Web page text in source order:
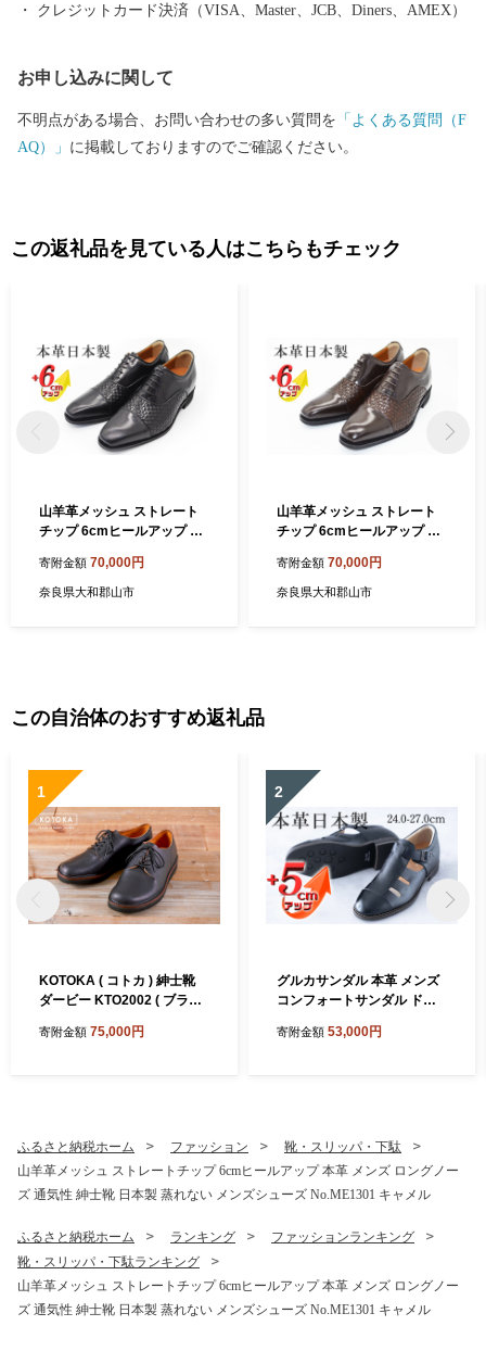
クレジットカード決済（VISA、Master、JCB、Diners、AMEX）
お申し込みに関して
不明点がある場合、お問い合わせの多い質問を 「よくある質問（F
AQ）」 に掲載しておりますのでご確認ください。
この返礼品を見ている人はこちらもチェック
山羊革メッシュ ストレート
チップ 6cmヒールアップ 本
性 紳士靴 日本製 蒸れない メ
ンズシューズ No.ME1301 ブ
寄附金額 70,000円
奈良県大和郡山市
山羊革メッシュ ストレート
チップ 6cmヒールアップ 本
性 紳士靴 日本製 蒸れない メ
ンズシューズ No.ME1301 ブ
寄附金額 70,000円
奈良県大和郡山市
この自治体のおすすめ返礼品
1
KOTOKA ( コトカ ) 紳士靴
ダービー KTO2002 ( ブラッ
寄附金額 75,000円
2
グルカサンダル 本革 メンズ
コンフォートサンダル ドラ
ットシューズ 牛革 ソフトシ
寄附金額 53,000円
ふるさと納税ホーム ファッション
靴・スリッパ・下駄
山羊革メッシュ ストレートチップ 6cmヒールアップ 本革 メンズ ロングノー
ズ 通気性 紳士靴 日本製 蒸れない メンズシューズ No.ME1301 キャメル
ふるさと納税ホーム ランキング
ファッションランキング
靴・スリッパ・下駄ランキング
山羊革メッシュ ストレートチップ 6cmヒールアップ 本革 メンズ ロングノー
ズ 通気性 紳士靴 日本製 蒸れない メンズシューズ No.ME1301 キャメル